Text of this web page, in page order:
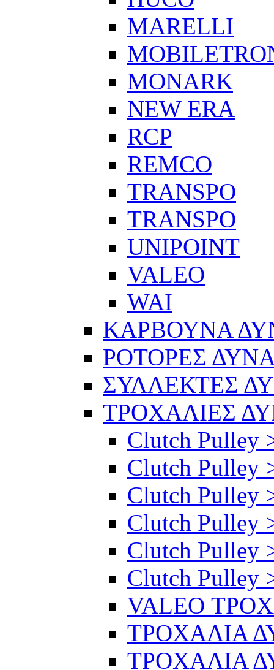
MARELLI
MONARK
NEW ERA
RCP
REMCO
TRANSPO
TRANSPO
UNIPOINT
VALEO
WAI
ΚΑΡΒΟΥΝΑ
ΡΟΤΟΡΕΣ
ΣΥΛΛΕΚΤΕΣ
ΤΡΟΧΑΛΙΕΣ
Clutch Pulley
Clutch Pulley
Clutch Pulley
Clutch Pulley
Clutch Pulley
Clutch Pulley
VALEO
ΤΡΟΧΑΛΙΑ
ΤΡΟΧΑΛΙΑ